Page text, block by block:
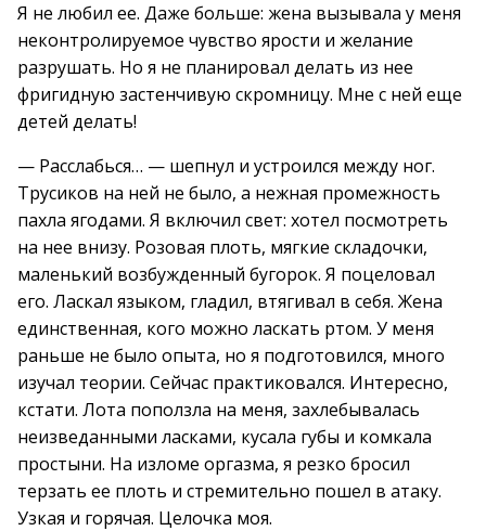
Я не любил ее. Даже больше: жена вызывала у меня
неконтролируемое чувство ярости и желание
разрушать. Но я не планировал делать из нее
фригидную застенчивую скромницу. Мне с ней еще
детей делать!
— Расслабься… — шепнул и устроился между ног.
Трусиков на ней не было, а нежная промежность
пахла ягодами. Я включил свет: хотел посмотреть
на нее внизу. Розовая плоть, мягкие складочки,
маленький возбужденный бугорок. Я поцеловал
его. Ласкал языком, гладил, втягивал в себя. Жена
единственная, кого можно ласкать ртом. У меня
раньше не было опыта, но я подготовился, много
изучал теории. Сейчас практиковался. Интересно,
кстати. Лота поползла на меня, захлебывалась
неизведанными ласками, кусала губы и комкала
простыни. На изломе оргазма, я резко бросил
терзать ее плоть и стремительно пошел в атаку.
Узкая и горячая. Целочка моя.